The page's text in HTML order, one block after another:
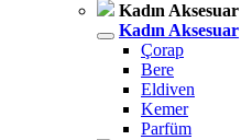
Kadın Aksesuar
Kadın Aksesuar
Çorap
Bere
Eldiven
Kemer
Parfüm